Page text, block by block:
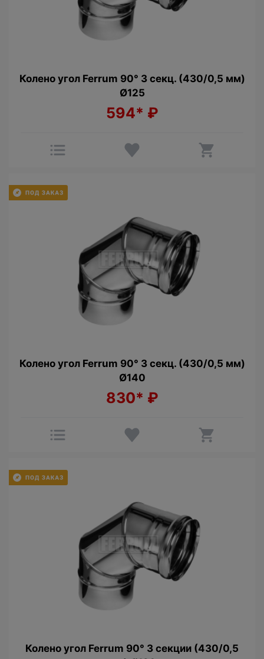
Колено угол Ferrum 90° 3 секц. (430/0,5 мм)
Ø125
594* ₽
Колено угол Ferrum 90° 3 секц. (430/0,5 мм)
Ø140
830* ₽
Колено угол Ferrum 90° 3 секции (430/0,5